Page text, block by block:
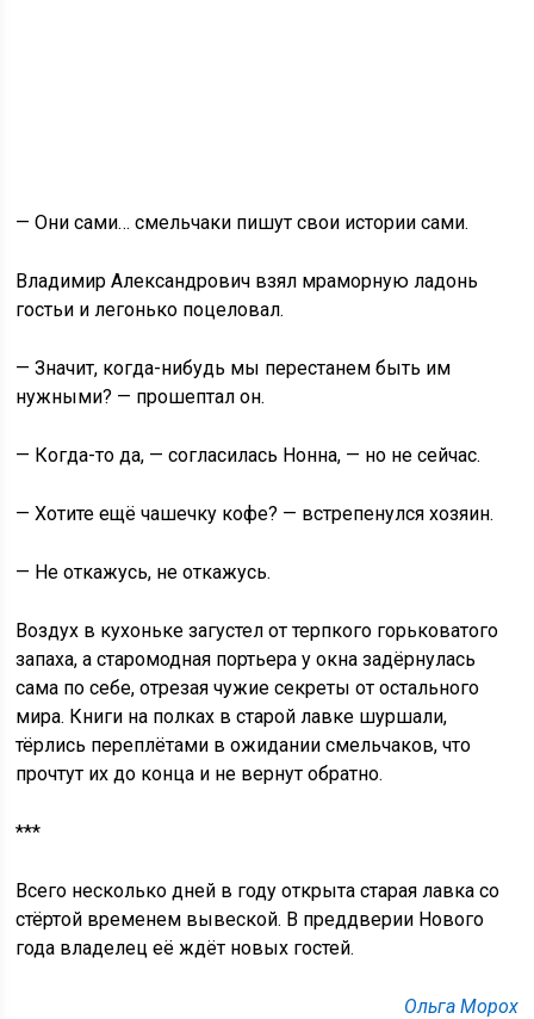
— Они сами… смельчаки пишут свои истории сами.
Владимир Александрович взял мраморную ладонь
гостьи и легонько поцеловал.
— Значит, когда-нибудь мы перестанем быть им
нужными? — прошептал он.
— Когда-то да, — согласилась Нонна, — но не сейчас.
— Хотите ещё чашечку кофе? — встрепенулся хозяин.
— Не откажусь, не откажусь.
Воздух в кухоньке загустел от терпкого горьковатого
запаха, а старомодная портьера у окна задёрнулась
сама по себе, отрезая чужие секреты от остального
мира. Книги на полках в старой лавке шуршали,
тёрлись переплётами в ожидании смельчаков, что
прочтут их до конца и не вернут обратно.
***
Всего несколько дней в году открыта старая лавка со
стёртой временем вывеской. В преддверии Нового
года владелец её ждёт новых гостей.
Ольга Морох